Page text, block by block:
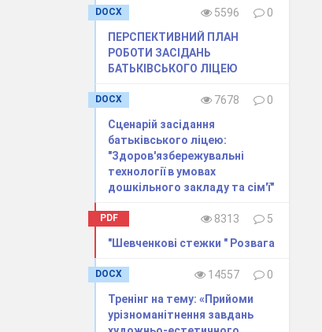
DOCX 5596
0
ПЕРСПЕКТИВНИЙ ПЛАН
РОБОТИ ЗАСІДАНЬ
БАТЬКІВСЬКОГО ЛІЦЕЮ
DOCX 7678
0
Сценарій засідання
батьківського ліцею:
"Здоров'язбережувальні
технології в умовах
дошкільного закладу та сім'ї"
PDF 8313
5
"Шевченкові стежки " Розвага
DOCX 14557
0
Тренінг на тему: «Прийоми
урізноманітнення завдань